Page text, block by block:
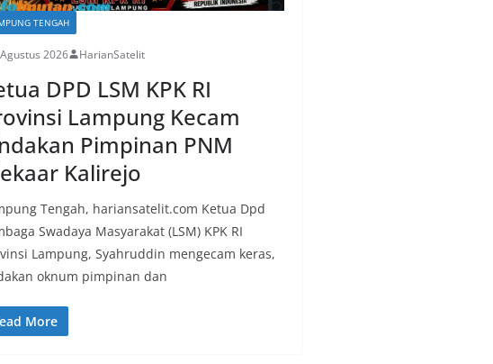
TENGAH
2026 HarianSatelit
DPD LSM KPK RI
Lampung Kecam
Pimpinan PNM
Kalirejo
Tengah, hariansatelit.com Ketua Dpd
Swadaya Masyarakat (LSM) KPK RI
Lampung, Syahruddin mengecam keras,
oknum pimpinan dan
More